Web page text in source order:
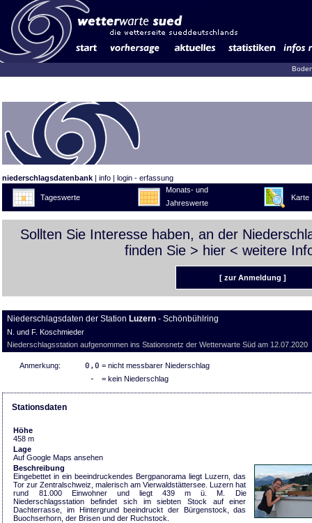
niederschlagsdatenbank | info | login - erfassung
Tageswerte
Monats- und
Jahreswerte
Karte
Sollten Sie Interesse haben, an der
finden Sie > hier < weitere
[ zur Anmeldung ]
Niederschlagsdaten der Station Luzern - Schönbühlring
N. und F. Koschmieder
Niederschlagsstation aufgenommen ins Stationsnetz der Wetterwarte Süd am 12.07.2020
Anmerkung: 0,0 = nicht messbarer Niederschlag
- = kein Niederschlag
Stationsdaten
Höhe
458 m
Lage
Auf Google Maps ansehen
Beschreibung
Eingebettet in ein beeindruckendes Bergpanorama liegt Luzern, das
Tor zur Zentralschweiz, malerisch am Vierwaldstättersee. Luzern hat
rund 81.000 Einwohner und liegt 439 m ü. M. Die
Niederschlagsstation befindet sich im siebten Stock auf einer
Dachterrasse, im Hintergrund beeindruckt der Bürgenstock, das
Buochserhorn, der Brisen und der Ruchstock.